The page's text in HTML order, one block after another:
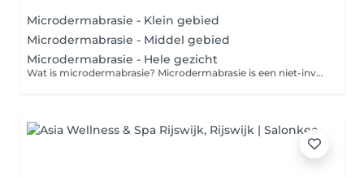
Microdermabrasie - Klein gebied
Microdermabrasie - Middel gebied
Microdermabrasie - Hele gezicht
Wat is microdermabrasie? Microdermabrasie is een niet-invasieve exfoliërende behandeling waarbij een apparaat met een diamantkop gebruikt wordt om de bovenste laag van de huid (de dode huidcellen) voorzichtig te verwijderen. Dit stimuleert de aanmaak van nieuwe huidcellen en collageenproductie. Werkt microdermabrasie tegen rimpels? Ja, maar met beperkingen. Microdermabrasie kan: -Fijne lijntjes (zoals kraaienpootjes of lijntjes rond de mond) verminderen -De huid gladder, egaler en frisser laten ogen -De opname van huidverzorgingsproducten verbeteren -De aanmaak van collageen stimuleren, wat op lange termijn helpt bij huidversteviging Maar: -Diepere rimpels of verlies van volume (zoals bij nasolabiale plooien) kunnen niet effectief worden behandeld met microdermabrasie -Het effect is tijdelijk en vereist meerdere behandelingen -Resultaten zijn subtieler dan bij bv. laserbehandelingen, fillers of botox Behandeling: - Reinigen - Dieptereiniging - Onzuiverheden verwijderen - Microdermabrasie - Massage Gelaat en Decolleté - Masker - Serum - Dag-/nachtverzorging